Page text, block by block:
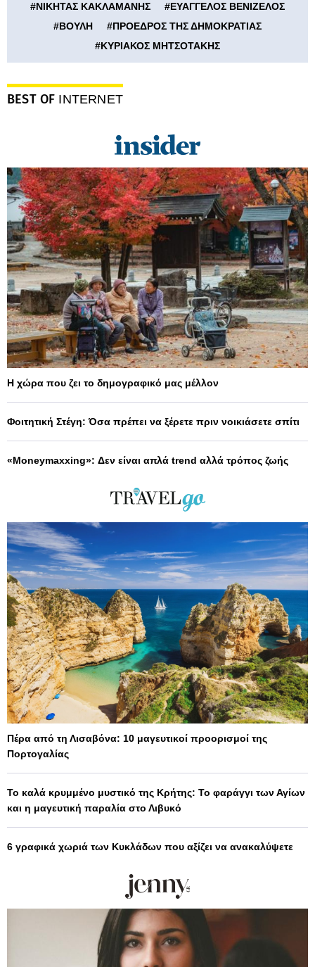
#ΝΙΚΗΤΑΣ ΚΑΚΛΑΜΑΝΗΣ #ΕΥΑΓΓΕΛΟΣ ΒΕΝΙΖΕΛΟΣ
#ΒΟΥΛΗ #ΠΡΟΕΔΡΟΣ ΤΗΣ ΔΗΜΟΚΡΑΤΙΑΣ
#ΚΥΡΙΑΚΟΣ ΜΗΤΣΟΤΑΚΗΣ
BEST OF INTERNET
Η χώρα που ζει το δημογραφικό μας μέλλον
Φοιτητική Στέγη: Όσα πρέπει να ξέρετε πριν νοικιάσετε σπίτι
«Moneymaxxing»: Δεν είναι απλά trend αλλά τρόπος ζωής
Πέρα από τη Λισαβόνα: 10 μαγευτικοί προορισμοί της
Πορτογαλίας
Το καλά κρυμμένο μυστικό της Κρήτης: Το φαράγγι των Αγίων
και η μαγευτική παραλία στο Λιβυκό
6 γραφικά χωριά των Κυκλάδων που αξίζει να ανακαλύψετε